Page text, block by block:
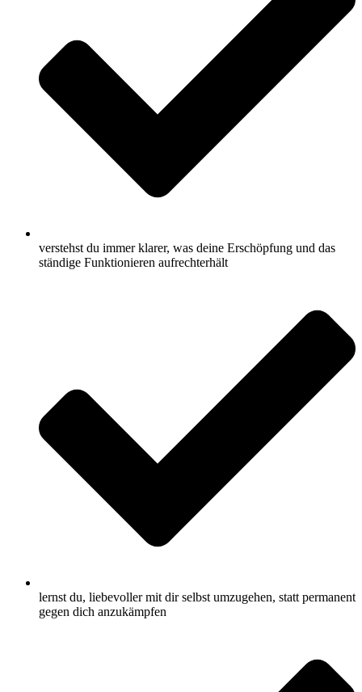
verstehst du immer klarer, was deine Erschöpfung und das
ständige Funktionieren aufrechterhält
lernst du, liebevoller mit dir selbst umzugehen, statt permanent
gegen dich anzukämpfen